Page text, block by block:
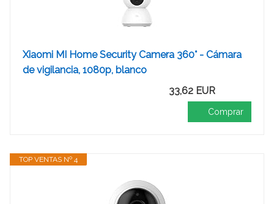
Xiaomi MI Home Security Camera 360° - Cámara
de vigilancia, 1080p, blanco
33,62 EUR
Comprar
TOP VENTAS Nº 4